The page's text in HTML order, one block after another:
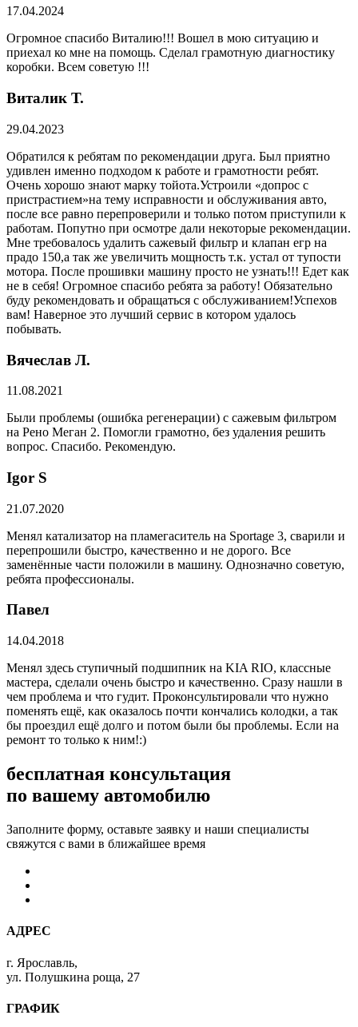
17.04.2024
Огромное спасибо Виталию!!! Вошел в мою ситуацию и
приехал ко мне на помощь. Сделал грамотную диагностику
коробки. Всем советую !!!
Виталик Т.
29.04.2023
Обратился к ребятам по рекомендации друга. Был приятно
удивлен именно подходом к работе и грамотности ребят.
Очень хорошо знают марку тойота.Устроили «допрос с
пристрастием»на тему исправности и обслуживания авто,
после все равно перепроверили и только потом приступили к
работам. Попутно при осмотре дали некоторые рекомендации.
Мне требовалось удалить сажевый фильтр и клапан егр на
прадо 150,а так же увеличить мощность т.к. устал от тупости
мотора. После прошивки машину просто не узнать!!! Едет как
не в себя! Огромное спасибо ребята за работу! Обязательно
буду рекомендовать и обращаться с обслуживанием!Успехов
вам! Наверное это лучший сервис в котором удалось
побывать.
Вячеслав Л.
11.08.2021
Были проблемы (ошибка регенерации) с сажевым фильтром
на Рено Меган 2. Помогли грамотно, без удаления решить
вопрос. Спасибо. Рекомендую.
​Igor S
21.07.2020
Менял катализатор на пламегаситель на Sportage 3, сварили и
перепрошили быстро, качественно и не дорого. Все
заменённые части положили в машину. Однозначно советую,
ребята профессионалы.
Павел
14.04.2018
Менял здесь ступичный подшипник на KIA RIO, классные
мастера, сделали очень быстро и качественно. Сразу нашли в
чем проблема и что гудит. Проконсультировали что нужно
поменять ещё, как оказалось почти кончались колодки, а так
бы проездил ещё долго и потом были бы проблемы. Если на
ремонт то только к ним!:)
бесплатная консультация
по вашему автомобилю
Заполните форму, оставьте заявку и наши специалисты
свяжутся с вами в ближайшее время
АДРЕС
г. Ярославль,
ул. Полушкина роща, 27
ГРАФИК